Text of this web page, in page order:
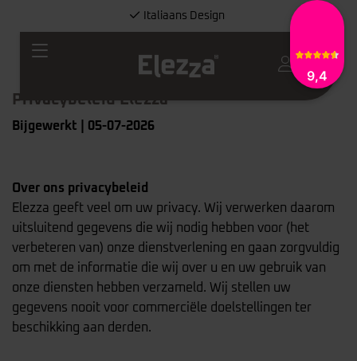
9,4
100% Recyclebaar
Italiaans Design 0
Privacybeleid Elezza
Bijgewerkt | 05-07-2026
Over ons privacybeleid
Elezza geeft veel om uw privacy. Wij verwerken daarom
uitsluitend gegevens die wij nodig hebben voor (het
verbeteren van) onze dienstverlening en gaan zorgvuldig
om met de informatie die wij over u en uw gebruik van
onze diensten hebben verzameld. Wij stellen uw
gegevens nooit voor commerciële doelstellingen ter
beschikking aan derden.